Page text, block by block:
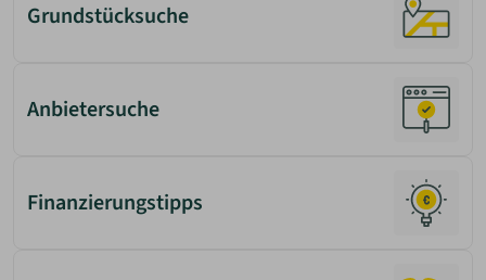
Grundstücksuche
Anbietersuche
Finanzierungstipps